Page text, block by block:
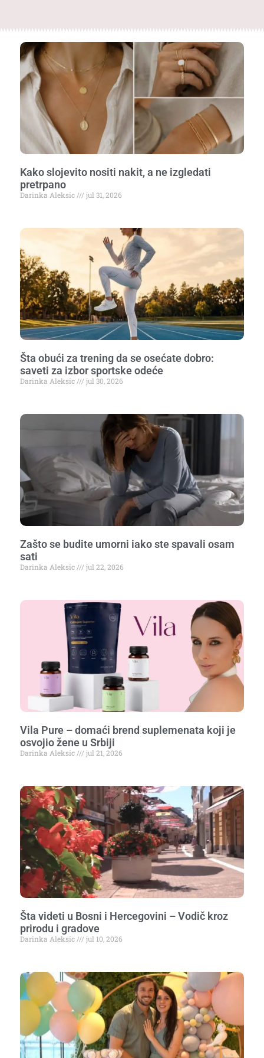
Kako slojevito nositi nakit, a ne izgledati
pretrpano
Darinka Aleksic jul 31, 2026
Šta obući za trening da se osećate dobro:
saveti za izbor sportske odeće
Darinka Aleksic jul 30, 2026
Zašto se budite umorni iako ste spavali osam
sati
Darinka Aleksic jul 22, 2026
Vila Pure – domaći brend suplemenata koji je
osvojio žene u Srbiji
Darinka Aleksic jul 21, 2026
Šta videti u Bosni i Hercegovini – Vodič kroz
prirodu i gradove
Darinka Aleksic jul 10, 2026